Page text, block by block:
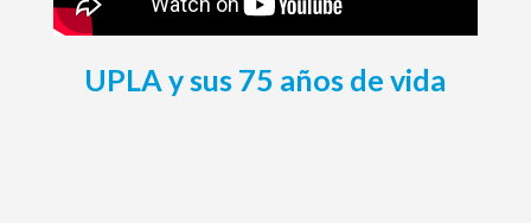
UPLA y sus 75 años de vida